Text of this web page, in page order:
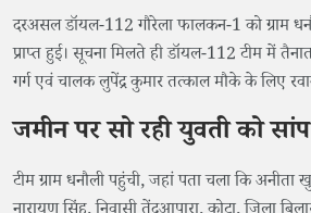
दरअसल डॉयल-112 गौरेला फालकन-1 को ग्राम
प्राप्त हुई। सूचना मिलते ही डॉयल-112 टीम में
गर्ग एवं चालक लुपेंद्र कुमार तत्काल मौके के लिए
जमीन पर सो रही युवती को
टीम ग्राम धनौली पहुंची, जहां पता चला कि अनीता